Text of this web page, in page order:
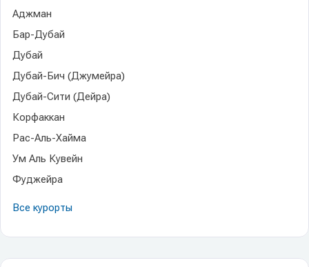
Аджман
Бар-Дубай
Дубай
Дубай-Бич (Джумейра)
Дубай-Сити (Дейра)
Корфаккан
Рас-Аль-Хайма
Ум Аль Кувейн
Фуджейра
Все курорты